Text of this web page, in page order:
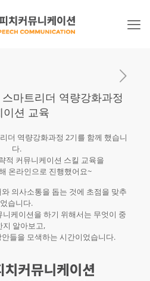
마트리더 역량강화과정
션 교육
더 역량강화과정 2기를 함께 했습니
다.
적 커뮤니케이션 스킬 교육을
온라인으로 진행했어요~
의사소통을 돕는 것에 초점을 맞추
었습니다.
케이션을 하기 위해서는 무엇이 중
지 알아보고,
들을 모색하는 시간이었습니다.